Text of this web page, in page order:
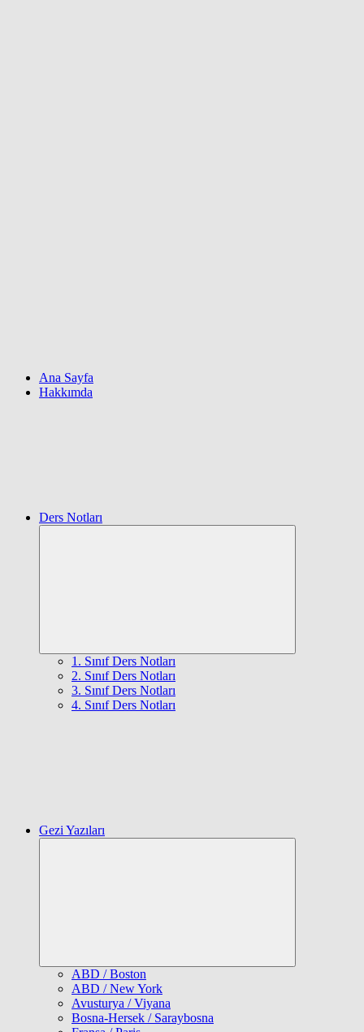
Ana Sayfa
Hakkımda
Ders Notları
1. Sınıf Ders Notları
2. Sınıf Ders Notları
3. Sınıf Ders Notları
4. Sınıf Ders Notları
Gezi Yazıları
ABD / Boston
ABD / New York
Avusturya / Viyana
Bosna-Hersek / Saraybosna